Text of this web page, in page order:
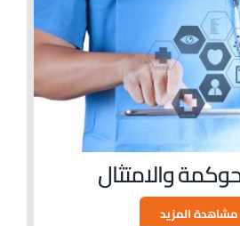
والامتثال
مشاهدة المزيد